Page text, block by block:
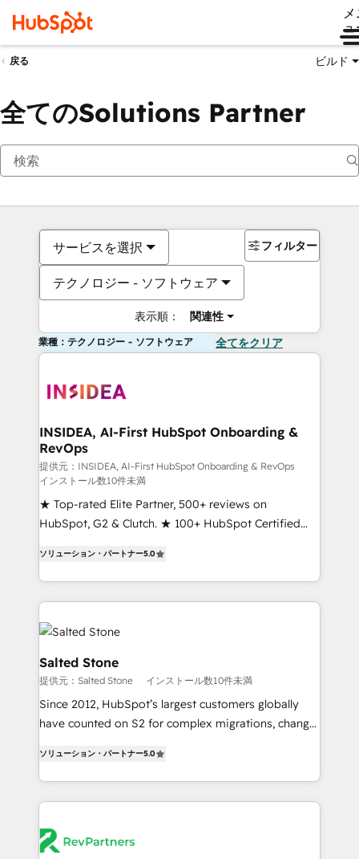
ュ
戻る ビルド
全てのSolutions Partner
サービスを選択
テクノロジー - ソフトウェア
表示順： 関連性
フィルター
業種：テクノロジー - ソフトウェア 全てをクリア
INSIDEA, AI-First HubSpot Onboarding &
RevOps
提供元：INSIDEA, AI-First HubSpot Onboarding & RevOps
インストール数10件未満
★ Top-rated Elite Partner, 500+ reviews on
HubSpot, G2 & Clutch. ★ 100+ HubSpot Certified
implementations across five continents ★ AI-First,
RevOps-led, Onboarding obsessed ★ Company of
the Year 2024/25 INSIDEA helps growing companies
turn HubSpot into a revenue engine. We onboard
your team, migrate your data, and build AI-powered
workflows that drive adoption from week one, in
your time zone. What we do ➤ Onboarding: Live in
weeks, with workflows built around your business,
not a template. ➤ Migration: Move from any legacy
CRM. Zero downtime, full data integrity. ➤
Implementation: Configure HubSpot to run your
revenue process. Sales, marketing, and service wired
Ongoing Management: Monthly tune-ups, feature
rollouts, adoption coaching. Buying HubSpot,
ソリューション・パートナー5.0
Salted Stone
提供元：Salted Stone インストール数10件未満
Since 2012, HubSpot’s largest customers globally
have counted on S2 for complex migrations, change
solutions that deliver measurable impact and
transform brand experiences As one of the few full-
service creative agencies in the HubSpot
winning design to build scalable, globally
ソリューション・パートナー5.0